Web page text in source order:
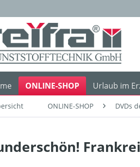
ONLINE-SHOP Urlaub im
ONLINE-SHOP DVDs